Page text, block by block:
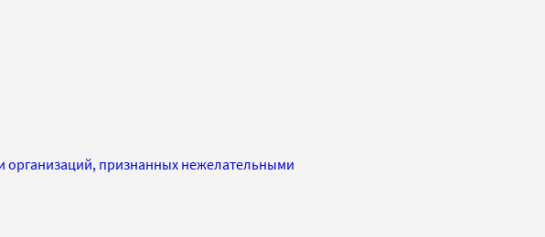
организаций, признанных нежелательными